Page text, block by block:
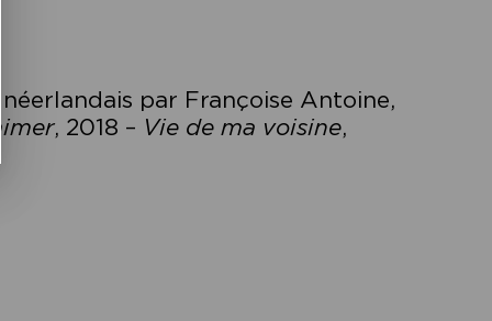
néerlandais par Françoise Antoine,
, 2018 – Vie de ma voisine,